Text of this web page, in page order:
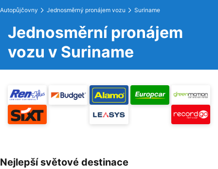
Autopůjčovny Jednosměrný pronájem vozu Suriname
Jednosměrní pronájem
vozu v Suriname
Nejlepší světové destinace